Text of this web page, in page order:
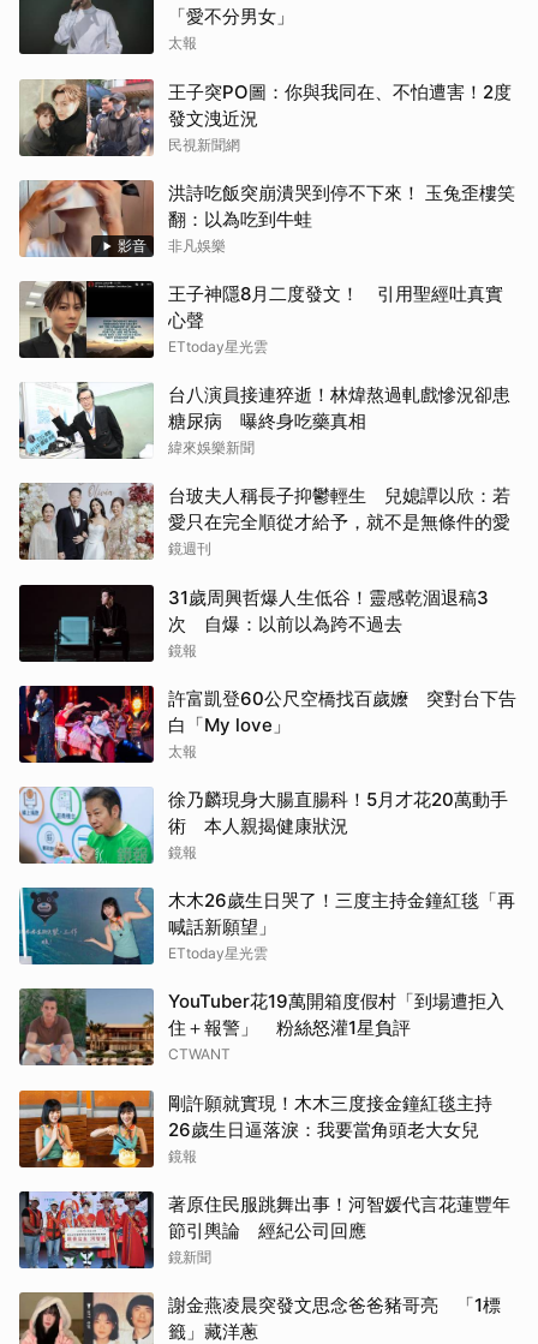
「愛不分男女」
太報
王子突PO圖：你與我同在、不怕遭害！2度
發文洩近況
民視新聞網
影音
洪詩吃飯突崩潰哭到停不下來！ 玉兔歪樓笑
翻：以為吃到牛蛙
非凡娛樂
王子神隱8月二度發文！ 引用聖經吐真實
心聲
ETtoday星光雲
台八演員接連猝逝！林煒熬過軋戲慘況卻患
糖尿病 曝終身吃藥真相
緯來娛樂新聞
台玻夫人稱長子抑鬱輕生 兒媳譚以欣：若
愛只在完全順從才給予，就不是無條件的愛
鏡週刊
31歲周興哲爆人生低谷！靈感乾涸退稿3
次 自爆：以前以為跨不過去
鏡報
許富凱登60公尺空橋找百歲嬤 突對台下告
白「My love」
太報
徐乃麟現身大腸直腸科！5月才花20萬動手
術 本人親揭健康狀況
鏡報
木木26歲生日哭了！三度主持金鐘紅毯「再
喊話新願望」
ETtoday星光雲
YouTuber花19萬開箱度假村「到場遭拒入
住＋報警」 粉絲怒灌1星負評
CTWANT
剛許願就實現！木木三度接金鐘紅毯主持
26歲生日逼落淚：我要當角頭老大女兒
鏡報
著原住民服跳舞出事！河智媛代言花蓮豐年
節引輿論 經紀公司回應
鏡新聞
謝金燕凌晨突發文思念爸爸豬哥亮 「1標
籤」藏洋蔥